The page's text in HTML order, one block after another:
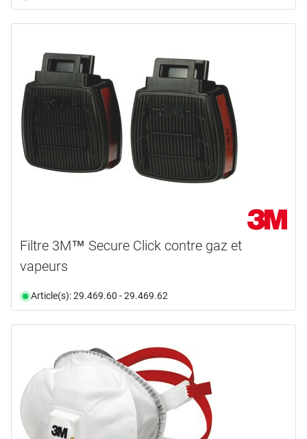
Filtre 3M™ Secure Click contre gaz et
vapeurs
Article(s): 29.469.60 - 29.469.62